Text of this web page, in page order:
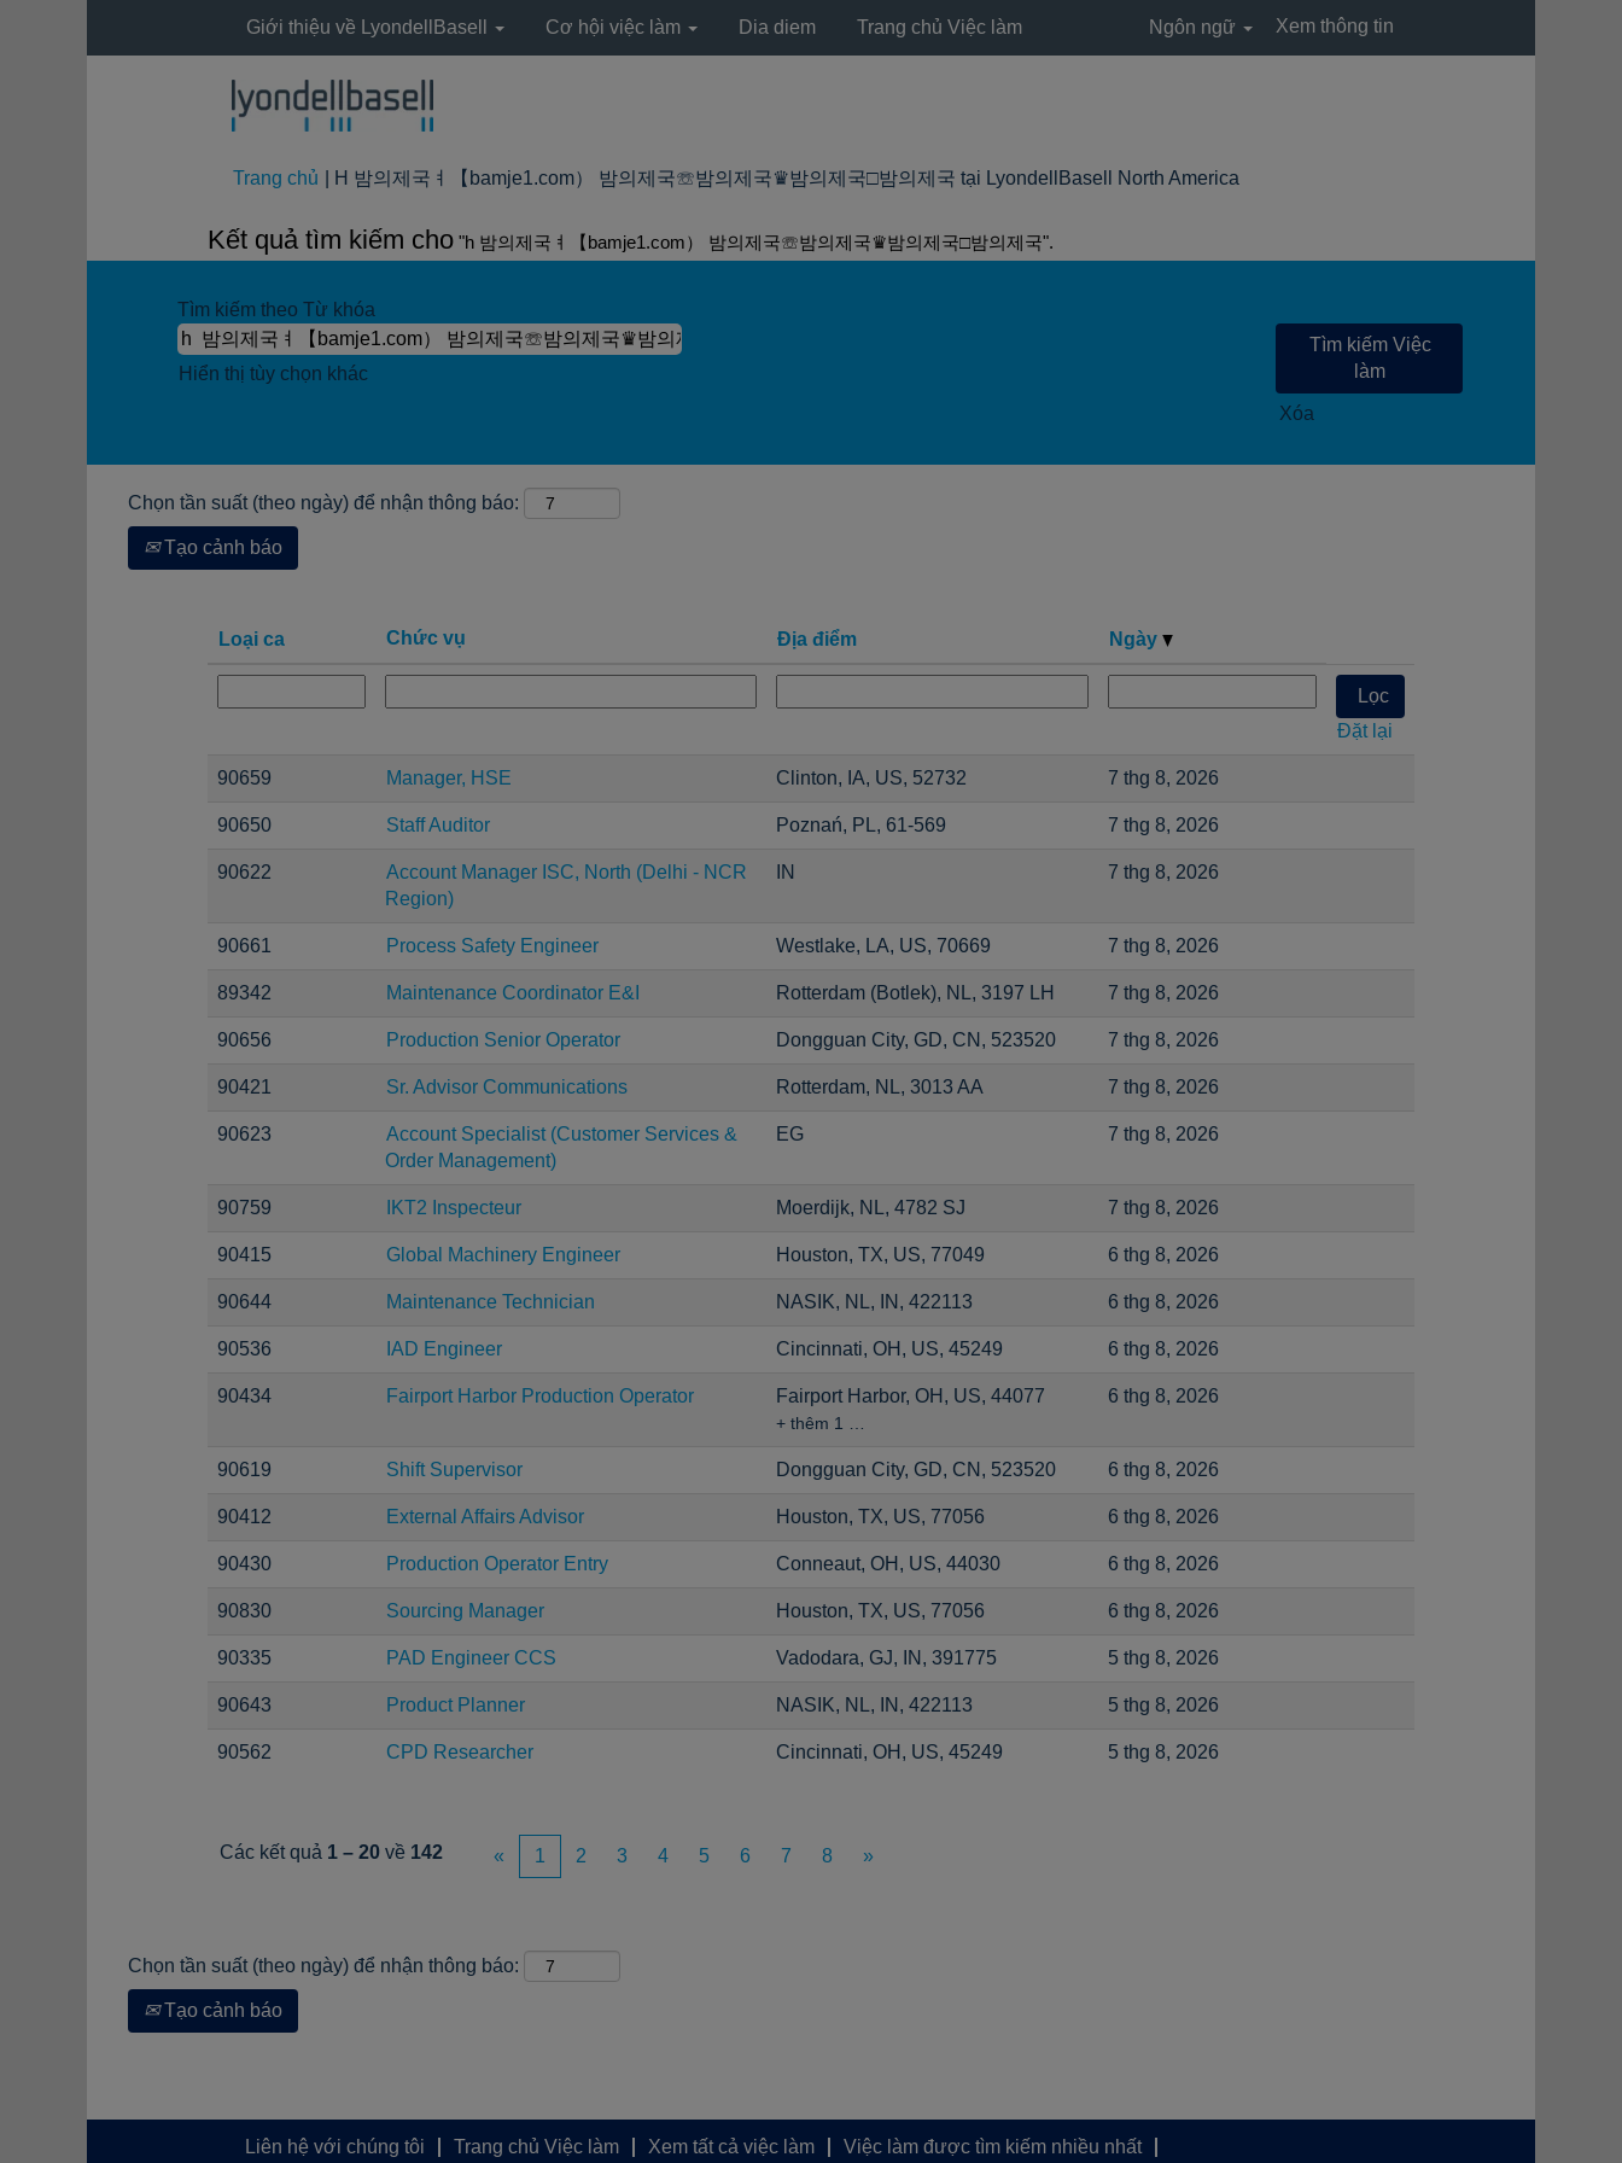
Giới thiệu về LyondellBasell Cơ hội việc làm Dia diem Trang chủ Việc làm Ngôn ngữ Xem thông tin
Trang chủ H 밤의제국ㅕ【bamje1.com） 밤의제국☏밤의제국♛밤의제국□밤의제국 tại LyondellBasell North America
Kết quả tìm kiếm cho "h 밤의제국ㅕ【bamje1.com） 밤의제국☏밤의제국♛밤의제국□밤의제국".
Tìm kiếm theo Từ khóa
Hiển thị tùy chọn khác
Xóa
Chọn tần suất (theo ngày) để nhận thông báo:
Tạo cảnh báo
Loại ca Chức vụ Địa điểm Ngày
Đặt lại
90659 Manager, HSE Clinton, IA, US, 52732 7 thg 8, 2026
90650 Staff Auditor Poznań, PL, 61-569 7 thg 8, 2026
90622
Account Manager ISC, North (Delhi - NCR
Region)
IN 7 thg 8, 2026
90661 Process Safety Engineer Westlake, LA, US, 70669 7 thg 8, 2026
89342 Maintenance Coordinator E&I Rotterdam (Botlek), NL, 3197 LH 7 thg 8, 2026
90656 Production Senior Operator Dongguan City, GD, CN, 523520 7 thg 8, 2026
90421 Sr. Advisor Communications Rotterdam, NL, 3013 AA 7 thg 8, 2026
90623
Account Specialist (Customer Services &
Order Management)
EG 7 thg 8, 2026
90759 IKT2 Inspecteur Moerdijk, NL, 4782 SJ 7 thg 8, 2026
90415 Global Machinery Engineer Houston, TX, US, 77049 6 thg 8, 2026
90644 Maintenance Technician NASIK, NL, IN, 422113 6 thg 8, 2026
90536 IAD Engineer Cincinnati, OH, US, 45249 6 thg 8, 2026
90434 Fairport Harbor Production Operator Fairport Harbor, OH, US, 44077
+ thêm 1 …
6 thg 8, 2026
90619 Shift Supervisor Dongguan City, GD, CN, 523520 6 thg 8, 2026
90412 External Affairs Advisor Houston, TX, US, 77056 6 thg 8, 2026
90430 Production Operator Entry Conneaut, OH, US, 44030 6 thg 8, 2026
90830 Sourcing Manager Houston, TX, US, 77056 6 thg 8, 2026
90335 PAD Engineer CCS Vadodara, GJ, IN, 391775 5 thg 8, 2026
90643 Product Planner NASIK, NL, IN, 422113 5 thg 8, 2026
90562 CPD Researcher Cincinnati, OH, US, 45249 5 thg 8, 2026
Các kết quả 1 – 20 về 142 « 1 2 3 4 5 6 7 8 »
Chọn tần suất (theo ngày) để nhận thông báo:
Tạo cảnh báo
Liên hệ với chúng tôi Trang chủ Việc làm Xem tất cả việc làm
Việc làm được tìm kiếm nhiều nhất